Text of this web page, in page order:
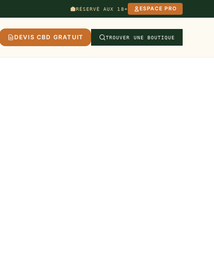
RÉSERVÉ AUX 18+ ESPACE PRO
DEVIS CBD GRATUIT TROUVER UNE BOUTIQUE